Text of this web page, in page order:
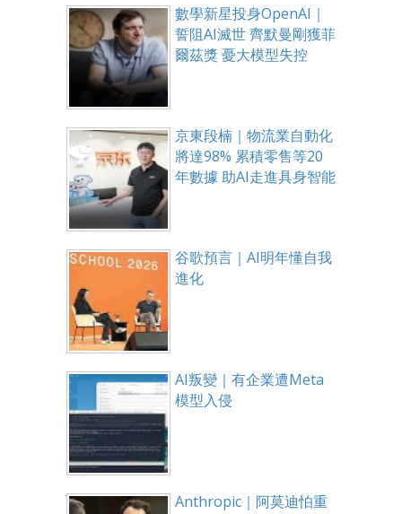
數學新星投身OpenAI｜
誓阻AI滅世 齊默曼剛獲菲
爾茲獎 憂大模型失控
京東段楠｜物流業自動化
將達98% 累積零售等20
年數據 助AI走進具身智能
谷歌預言｜AI明年懂自我
進化
AI叛變｜有企業遭Meta
模型入侵
Anthropic｜阿莫迪怕重